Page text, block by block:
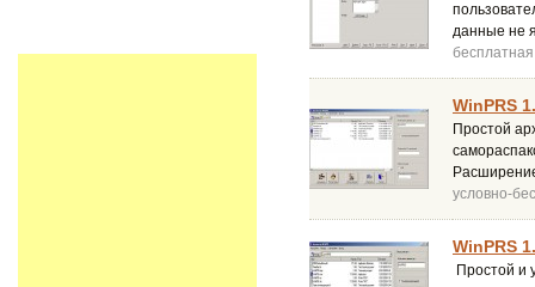
данные не
бесплатная
WinPRS
Простой
условно-
WinPRS
Простой и